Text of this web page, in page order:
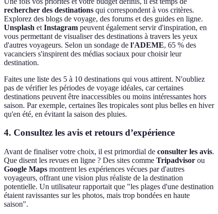
rechercher des destinations qui correspondent à vos critères.
Explorez des blogs de voyage, des forums et des guides en ligne.
Unsplash et Instagram peuvent également servir d'inspiration, en
vous permettant de visualiser des destinations à travers les yeux
d'autres voyageurs. Selon un sondage de l'ADEME, 65 % des
vacanciers s'inspirent des médias sociaux pour choisir leur
destination.
Faites une liste des 5 à 10 destinations qui vous attirent. N'oubliez
pas de vérifier les périodes de voyage idéales, car certaines
destinations peuvent être inaccessibles ou moins intéressantes hors
saison. Par exemple, certaines îles tropicales sont plus belles en hiver
qu'en été, en évitant la saison des pluies.
4. Consultez les avis et retours d’expérience
Avant de finaliser votre choix, il est primordial de consulter les avis.
Que disent les revues en ligne ? Des sites comme Tripadvisor ou
Google Maps montrent les expériences vécues par d'autres
voyageurs, offrant une vision plus réaliste de la destination
potentielle. Un utilisateur rapportait que "les plages d'une destination
étaient ravissantes sur les photos, mais trop bondées en haute
saison".